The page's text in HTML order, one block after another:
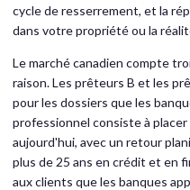
cycle de resserrement, et la
dans votre propriété ou la
Le marché canadien compte
raison. Les prêteurs B et les
pour les dossiers que les
professionnel consiste à
aujourd'hui, avec un retour
plus de 25 ans en crédit et en
aux clients que les banques